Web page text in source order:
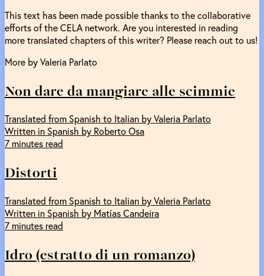
This text has been made possible thanks to the collaborative
efforts of the CELA network. Are you interested in reading
more translated chapters of this writer? Please reach out to us!
More by Valeria Parlato
Non dare da mangiare alle scimmie
Translated from Spanish to Italian by Valeria Parlato
Written in Spanish by Roberto Osa
7 minutes read
Distorti
Translated from Spanish to Italian by Valeria Parlato
Written in Spanish by Matías Candeira
7 minutes read
Idro (estratto di un romanzo)